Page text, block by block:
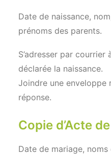
Date de naissance,
prénoms des parents.
S’adresser par courrier
déclarée la naissance.
Joindre une enveloppe
réponse.
Copie d’Acte
Date de mariage,